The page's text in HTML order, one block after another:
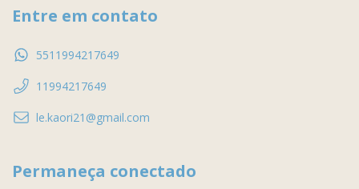
Entre em contato
5511994217649
11994217649
le.kaori21@gmail.com
Permaneça conectado